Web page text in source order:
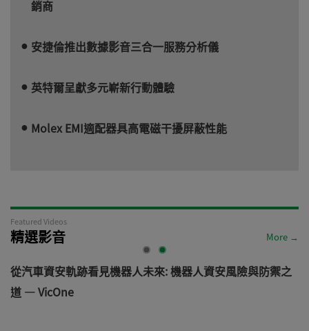
銷商
安捷倫推出數據影音三合一服務分析儀
英特爾呈獻多元嶄新行動體驗
Molex EMI適配器具高電磁干擾屏蔽性能
Featured Videos
精選影音 More →
從汽車資安軌跡看見機器人未來: 機器人資安風險與防禦之
道 — VicOne